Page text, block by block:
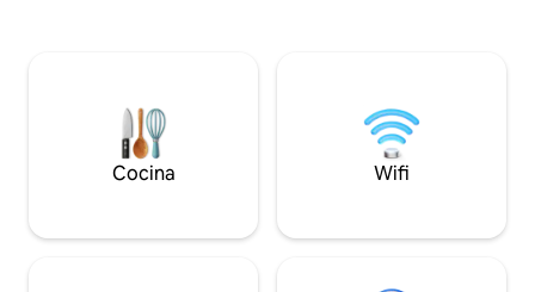
hamacas para
Cocina Wifi